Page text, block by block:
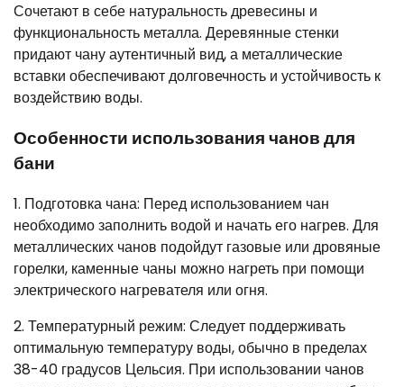
Сочетают в себе натуральность древесины и
функциональность металла. Деревянные стенки
придают чану аутентичный вид, а металлические
вставки обеспечивают долговечность и устойчивость к
воздействию воды.
Особенности использования чанов для
бани
1. Подготовка чана: Перед использованием чан
необходимо заполнить водой и начать его нагрев. Для
металлических чанов подойдут газовые или дровяные
горелки, каменные чаны можно нагреть при помощи
электрического нагревателя или огня.
2. Температурный режим: Следует поддерживать
оптимальную температуру воды, обычно в пределах
38-40 градусов Цельсия. При использовании чанов